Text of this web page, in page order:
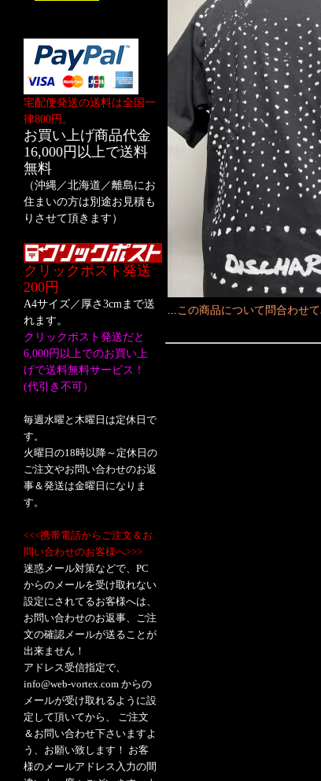
宅配便発送の送料は全国一
律800円。
お買い上げ商品代金
16,000円以上で送料
無料
（沖縄／北海道／離島にお
住まいの方は別途お見積も
りさせて頂きます）
クリックポスト発送
200円
A4サイズ／厚さ3cmまで送
れます。
クリックポスト発送だと
6,000円以上でのお買い上
げで送料無料サービス！
(代引き不可）
毎週水曜と木曜日は定休日で
す。
火曜日の18時以降～定休日の
ご注文やお問い合わせのお返
事＆発送は金曜日になりま
す。
<<<携帯電話からご注文＆お
問い合わせのお客様へ>>>
迷惑メール対策などで、PC
からのメールを受け取れない
設定にされてるお客様へは、
お問い合わせのお返事、ご注
文の確認メールが送ることが
出来ません！
アドレス受信指定で、
info@web-vortex.com からの
メールが受け取れるように設
定して頂いてから、 ご注文
＆お問い合わせ下さいますよ
う、お願い致します！ お客
様のメールアドレス入力の間
この商品について問合わせ